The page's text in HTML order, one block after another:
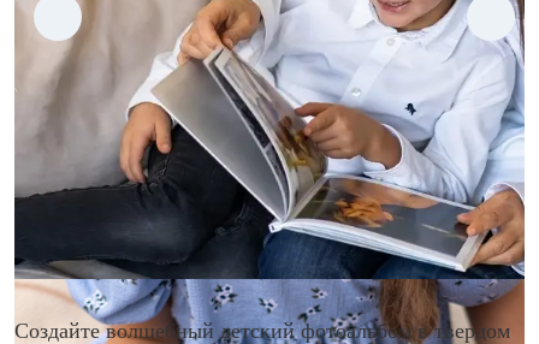
Создайте волшебный детский фотоальбом в твердом